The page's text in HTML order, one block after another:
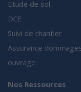
Etude de sol
DCE
Suivi de chantier
Assurance
ouvrage
Nos Ressources